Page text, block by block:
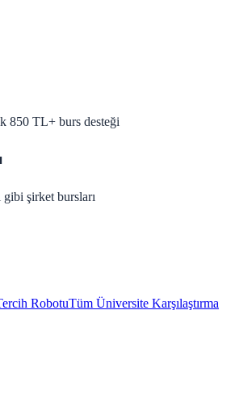
850 TL+ burs desteği
şirket bursları
RobotuTüm Üniversite Karşılaştırma